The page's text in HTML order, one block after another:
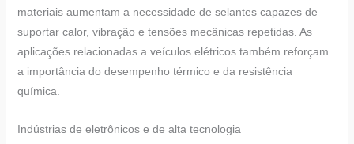
materiais aumentam a necessidade de selantes capazes de
suportar calor, vibração e tensões mecânicas repetidas. As
aplicações relacionadas a veículos elétricos também reforçam
a importância do desempenho térmico e da resistência
química.
Indústrias de eletrônicos e de alta tecnologia